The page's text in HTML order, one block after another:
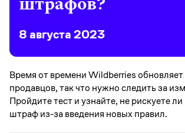
8 августа 2023
Время от времени Wildberries обновляет
продавцов, так что нужно следить за
Пройдите тест и узнайте, не рискуете
штраф из-за введения новых правил.